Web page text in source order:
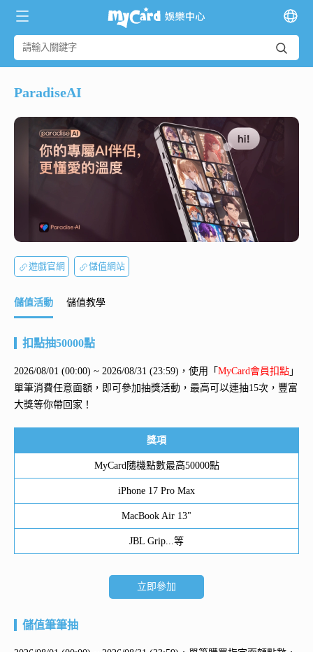
ParadiseAI
遊戲官網 儲值網站
儲值活動 儲值教學
扣點抽50000點
2026/08/01 (00:00) ~ 2026/08/31 (23:59)，使用「 MyCard會員扣點 」
單筆消費任意面額，即可參加抽獎活動，最高可以連抽15次，豐富
大獎等你帶回家！
獎項
MyCard隨機點數最高50000點
iPhone 17 Pro Max
MacBook Air 13"
JBL Grip...等
立即參加
儲值筆筆抽